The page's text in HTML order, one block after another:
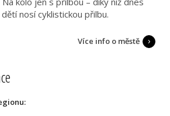
nosí cyklistickou přilbu.
Více info o městě